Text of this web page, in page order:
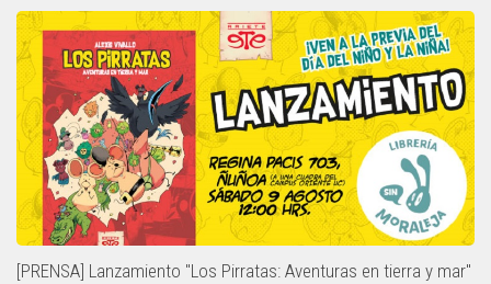
[PRENSA] Lanzamiento "Los Pirratas: Aventuras en tierra y mar"